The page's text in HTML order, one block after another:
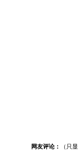
网友评论： （只